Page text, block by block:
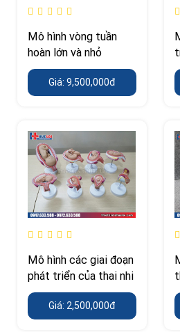
Mô hình vòng tuần
hoàn lớn và nhỏ
Giá: 9,500,000đ
Mô hình các giai đoạn
phát triển của thai nhi
Giá: 2,500,000đ